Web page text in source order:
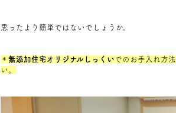
思ったより簡単ではないでしょうか。
＊ 無添加住宅オリジナルしっくい でのお手入れ方
い。